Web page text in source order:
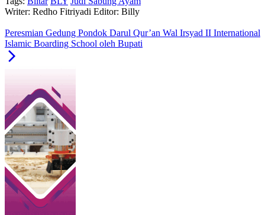
Writer: Redho Fitriyadi Editor: Billy
Peresmian Gedung Pondok Darul Qur’an Wal Irsyad II International
Islamic Boarding School oleh Bupati